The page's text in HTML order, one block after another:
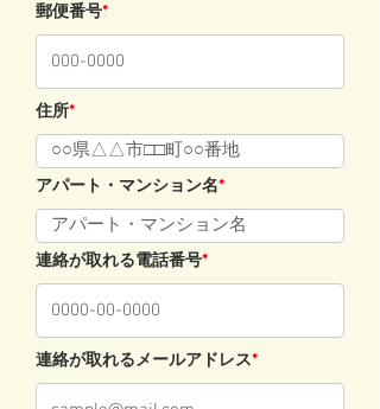
郵便番号*
住所*
アパート・マンション名*
連絡が取れる電話番号*
連絡が取れるメールアドレス*